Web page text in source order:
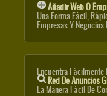
Añadir Web O
Una Forma Fácil,
Empresas Y Negocios
Encuentra Fácilmente
Red De Anuncios
La Manera Fácil De